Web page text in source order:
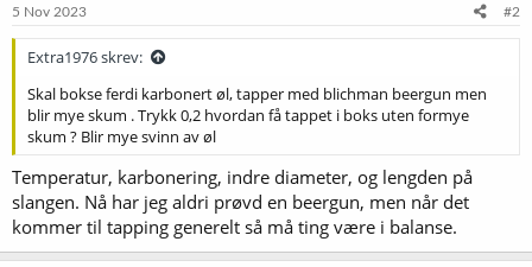
5 Nov 2023 #2
Extra1976 skrev:
Skal bokse ferdi karbonert øl, tapper med blichman beergun men
blir mye skum . Trykk 0,2 hvordan få tappet i boks uten formye
skum ? Blir mye svinn av øl
Temperatur, karbonering, indre diameter, og lengden på
slangen. Nå har jeg aldri prøvd en beergun, men når det
kommer til tapping generelt så må ting være i balanse.